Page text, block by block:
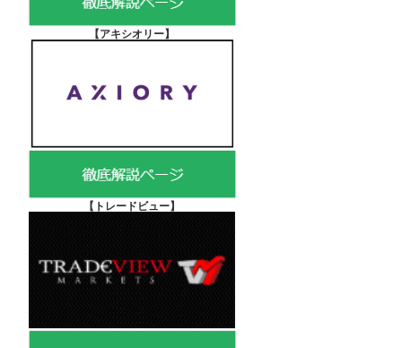
【アキシオリー】
【 トレードビュー】